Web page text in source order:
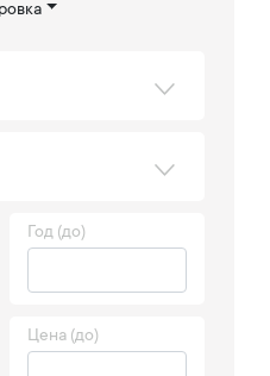
Год (до)
Цена (до)